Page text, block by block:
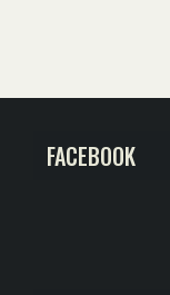
FACEBOOK